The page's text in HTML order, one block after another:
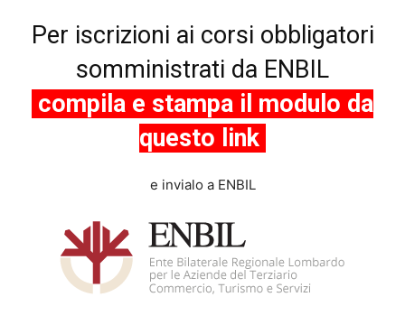
Per iscrizioni ai corsi obbligatori
somministrati da ENBIL
compila e stampa il modulo da
questo link
e invialo a ENBIL